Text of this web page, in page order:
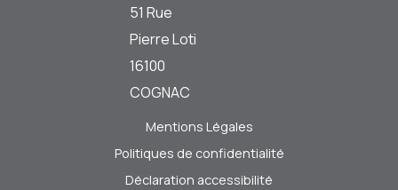
51 Rue
Pierre Loti
16100
COGNAC
Mentions Légales
Politiques de confidentialité
Déclaration accessibilité